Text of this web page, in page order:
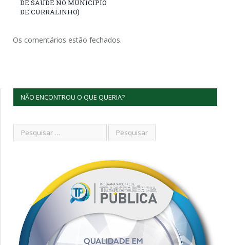
DE SAÚDE NO MUNICÍPIO
DE CURRALINHO)
Os comentários estão fechados.
NÃO ENCONTROU O QUE QUERIA?